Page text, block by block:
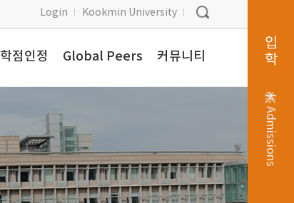
Login Kookmin University
학점인정 Global Peers 커뮤니티 입학
Admissions